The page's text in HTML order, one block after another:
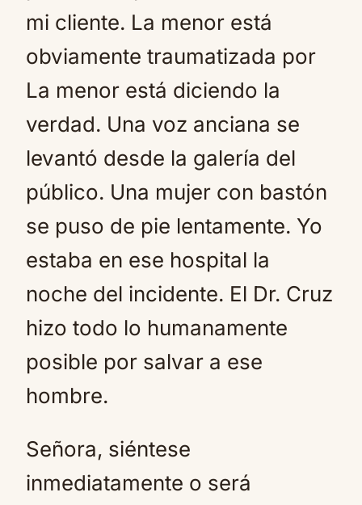
mi cliente. La menor está
obviamente traumatizada por
La menor está diciendo la
verdad. Una voz anciana se
levantó desde la galería del
público. Una mujer con bastón
se puso de pie lentamente. Yo
estaba en ese hospital la
noche del incidente. El Dr. Cruz
hizo todo lo humanamente
posible por salvar a ese
hombre.
Señora, siéntese
inmediatamente o será